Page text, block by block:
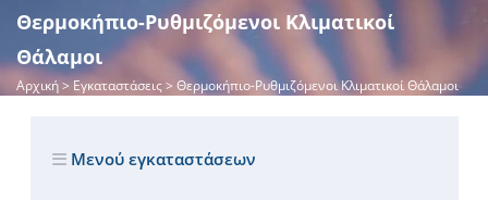
Θερμοκήπιο-Ρυθμιζόμενοι Κλιματικοί
Θάλαμοι
Αρχική> Εγκαταστάσεις > Θερμοκήπιο-Ρυθμιζόμενοι Κλιματικοί Θάλαμοι
Μενού εγκαταστάσεων